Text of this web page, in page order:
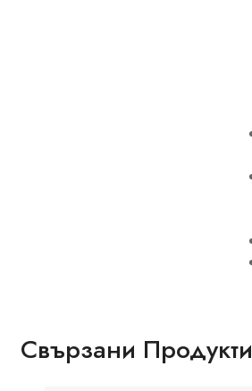
Свързани Продукти